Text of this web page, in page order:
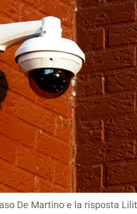
De Martino e la risposta